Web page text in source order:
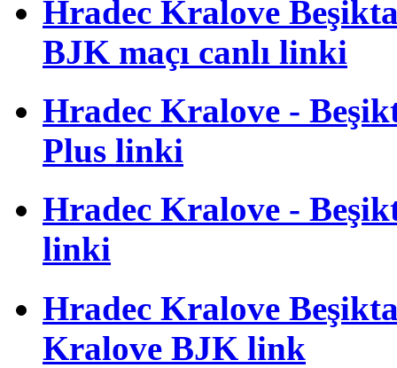
Hradec Kralove
BJK maçı canlı linki
Hradec Kralove -
Plus linki
Hradec Kralove -
linki
Hradec Kralove
Kralove BJK link